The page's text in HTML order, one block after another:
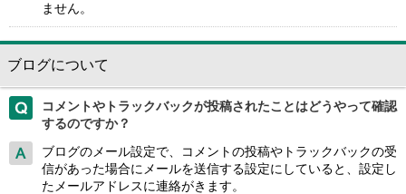
ません。
ブログについて
コメントやトラックバックが投稿されたことはどうやって確認
するのですか？
ブログのメール設定で、コメントの投稿やトラックバックの受
信があった場合にメールを送信する設定にしていると、設定し
たメールアドレスに連絡がきます。